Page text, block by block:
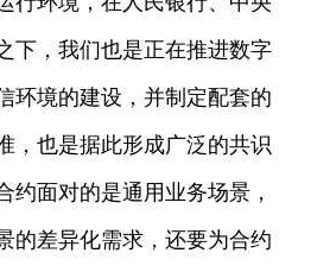
下，我们也是正在推进数字
环境的建设，并制定配套的
，也是据此形成广泛的共识
约面对的是通用业务场景，
的差异化需求，还要为合约